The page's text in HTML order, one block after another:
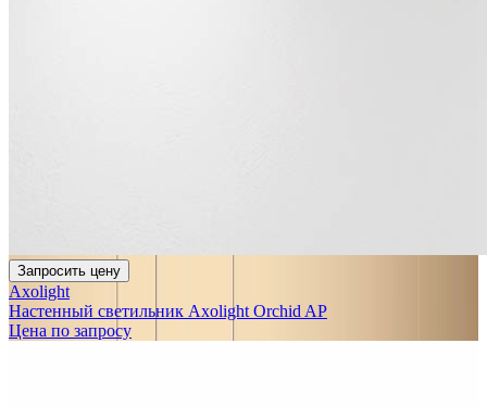
Запросить цену
Axolight
Настенный светильник Axolight Orchid AP
Цена по запросу